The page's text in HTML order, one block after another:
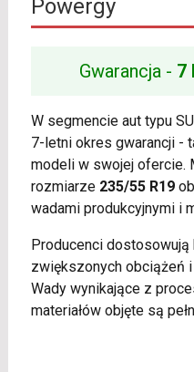
Powergy
Gwarancja - 7
W segmencie aut typu
7-letni okres gwarancji -
modeli w swojej ofercie.
rozmiarze 235/55 R19
wadami produkcyjnymi i
Producenci dostosowują
zwiększonych obciążeń
Wady wynikające z
materiałów objęte są